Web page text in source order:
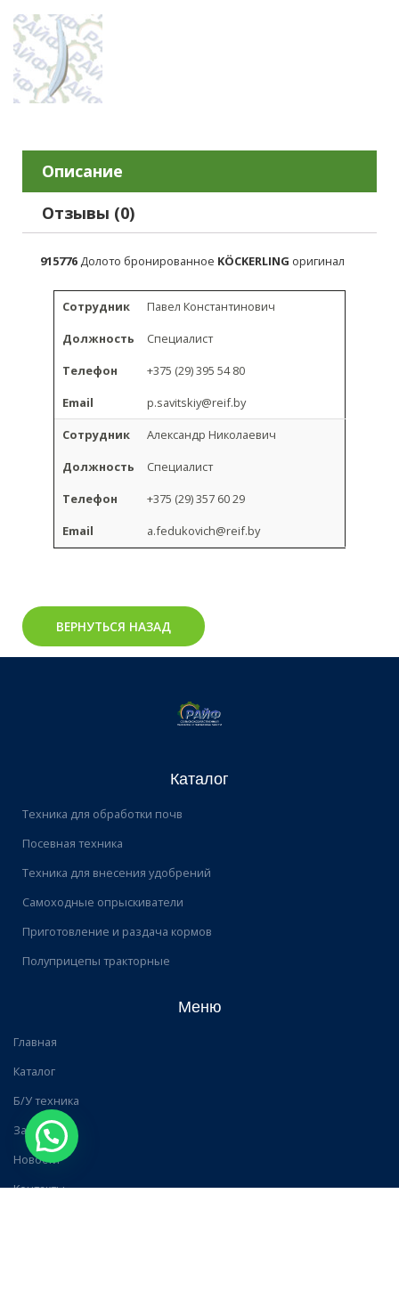
Описание
Отзывы (0)
915776 Долото бронированное KÖCKERLING оригинал
Сотрудник
Павел Константинович
Должность
Специалист
Телефон
+375 (29) 395 54 80
Email
p.savitskiy@reif.by
Сотрудник
Александр Николаевич
Должность
Специалист
Телефон
+375 (29) 357 60 29
Email
a.fedukovich@reif.by
ВЕРНУТЬСЯ НАЗАД
Каталог
Техника для обработки почв
Посевная техника
Техника для внесения удобрений
Самоходные опрыскиватели
Приготовление и раздача кормов
Полуприцепы тракторные
Меню
Главная
Каталог
Б/У техника
Запчасти
Новости
Контакты